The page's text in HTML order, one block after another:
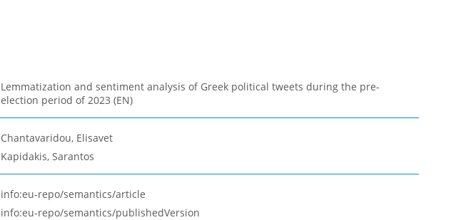
Lemmatization and sentiment analysis of Greek political tweets during the pre-
election period of 2023 (EN)
Chantavaridou, Elisavet
Kapidakis, Sarantos
info:eu-repo/semantics/article
info:eu-repo/semantics/publishedVersion